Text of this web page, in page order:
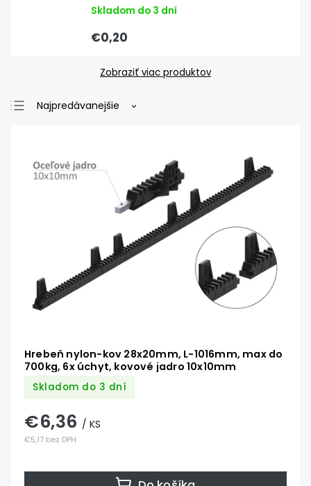
Skladom do 3 dní
€0,20
Zobraziť viac produktov
Najpredávanejšie
Abecedne
Hrebeň nylon-kov 28x20mm, L-1016mm, max do
700kg, 6x úchyt, kovové jadro 10x10mm
Skladom do 3 dní
€5,17 bez DPH
€6,36 / KS